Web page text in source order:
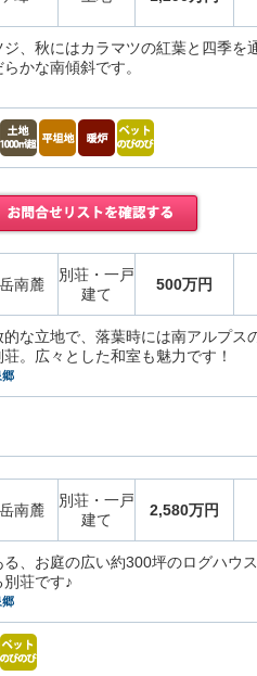
、秋にはカラマツの紅葉と四季を
かな南傾斜です。
南麓
別荘・一戸
建て
500万円
な立地で、落葉時には南アルプス
。広々とした和室も魅力です！
郷
南麓
別荘・一戸
建て
2,580万円
、お庭の広い約300坪のログハウ
荘です♪
郷